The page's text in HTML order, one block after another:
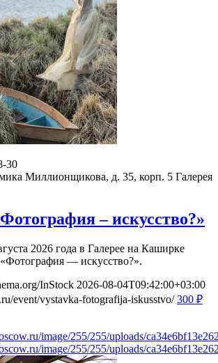
30
Миллионщикова, д. 35, корп. 5 Галерея
– искусство?»
2026 года в Галерее на Каширке
— искусство?».
InStock 2026-08-04T09:42:00+03:00
event/vystavka-fotografija-iskusstvo/ 300 ₽
image/255/255/uploads/
image/255/255/uploads/